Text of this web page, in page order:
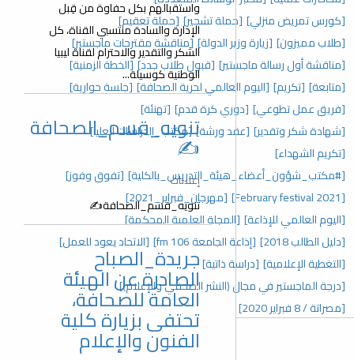
[كورس تمريض منزلي] [حملة تشجير] [حملة تعقيم]
[طلاب مميزون] [زيارة وزير الدولة][مناقشة مقترحات ماجستير]
[مناقشة أول رسالة ماجستير] [قبول طلاب جدد][الخطة الزمنية]
[متابعة] [تكريم] [اليوم العالمي لحرية الصحافة] [جلسة حوارية]
[فريق عمل تطوعي] [دوري كرة قدم] [تهنئة]
[شهادة شكر وتقدير] [عقد ورشة][مكتب_الدراسات العليا]
[تكريم الشهداء]
[#مكتب_شؤون_أعضاء_هيئة_التدريس_بالكلية] [تفوق وفوز]
[February festival 2021]
[مهرجان_فبراير_2021]
[اليوم العالمي للإذاعة] [المجلة العلمية المحكمة]
[دليل الطالب 2018]
[إذاعة الجامعة 106 fm]
[الاتحاد يعود للعمل]
[التغطية الإعلامية] [دراسة ذاتية]
[درجة الماجستير في مجال (النشر الصحفي والإعلام)]
[مصراتة / 8 فبراير 2020]
واستقبالهم بكل حفاوة من قِبل
الإدارة والسادة منتسبي القناة، كل
الشكر والتقدير والاحترام لقناة ليبيا
الوطنية كوسيلة...
تنويه_قسم_الصحافة
✍️
إعلانات
تنويه_قسم_الصحافة✍️
جريدة_الصباح
الصادرة عن الهيئة
العامة للصحافة،
تحتفى بزيارة كلية
الفنون والإعلام